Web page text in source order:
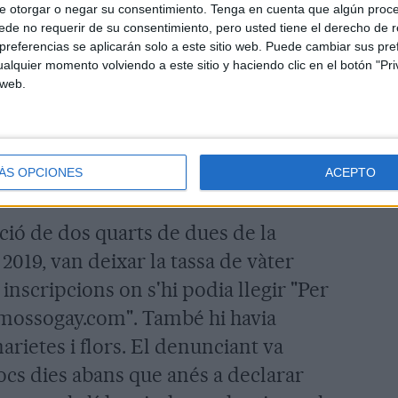
otorgar o negar su consentimiento. Tenga en cuenta que algún
no requerir de su consentimiento, pero usted tiene el derecho de
se aplicarán solo a este sitio web. Puede cambiar sus
momento volviendo a este sitio y haciendo clic en el botón
OPCIONES ACEPTO
que va donar la direcció, tot i que
policials i sosté que la va localitzar
socials de la víctima. Al·lega,
li volia fer un "escratxe" de protesta
i els llaços grocs anirien
"ofensius" cap al denunciant.
de dos quarts de dues de la
van deixar la tassa de vàter
on s'hi podia llegir "Per
També hi havia
i flors. El denunciant va
dies abans que anés a declarar